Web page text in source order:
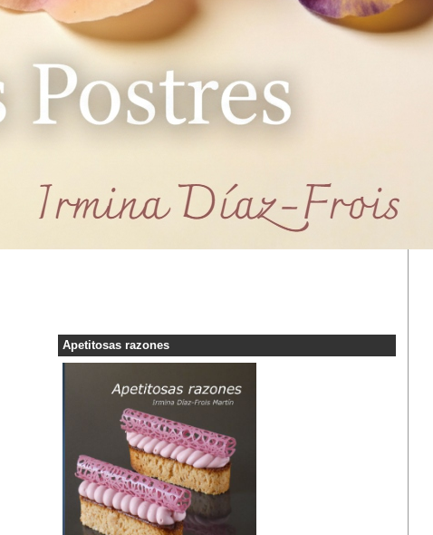
Apetitosas razones